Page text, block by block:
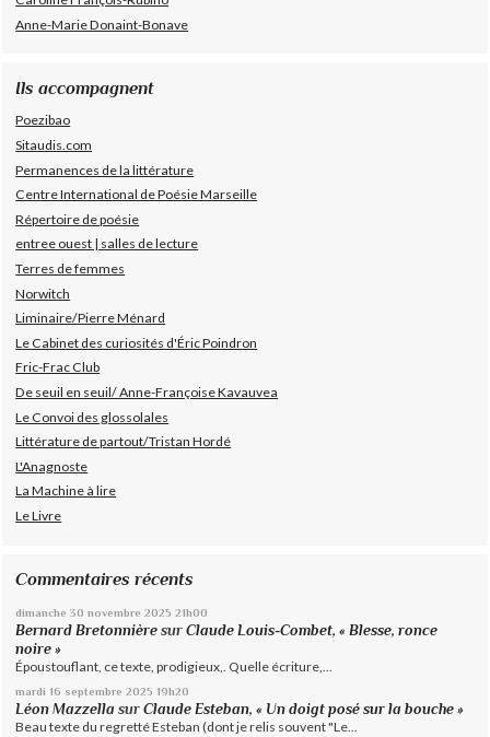
Anne-Marie Donaint-Bonave
Ils accompagnent
Poezibao
Sitaudis.com
Permanences de la littérature
Centre International de Poésie Marseille
Répertoire de poésie
entree ouest | salles de lecture
Terres de femmes
Norwitch
Liminaire/Pierre Ménard
Le Cabinet des curiosités d'Éric Poindron
Fric-Frac Club
De seuil en seuil/ Anne-Françoise Kavauvea
Le Convoi des glossolales
Littérature de partout/Tristan Hordé
L'Anagnoste
La Machine à lire
Le Livre
Commentaires récents
dimanche 30 novembre 2025 21h00
Bernard Bretonnière surClaude Louis-Combet, « Blesse, ronce
noire »
Époustouflant, ce texte, prodigieux,. Quelle écriture,...
mardi 16 septembre 2025 19h20
Léon Mazzella surClaude Esteban, « Un doigt posé sur la bouche »
Beau texte du regretté Esteban (dont je relis souvent "Le...